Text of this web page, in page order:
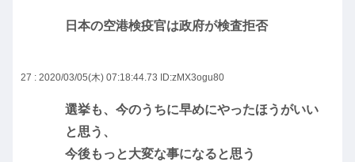
日本の空港検疫官は政府が検査拒否
27 : 2020/03/05(木) 07:18:44.73 ID:zMX3ogu80
選挙も、今のうちに早めにやったほうがいい
と思う、
今後もっと大変な事になると思う